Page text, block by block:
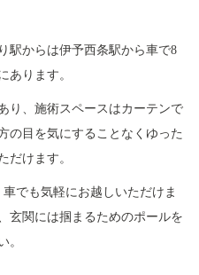
駅からは伊予西条駅から車で8
あります。
り、施術スペースはカーテンで
の目を気にすることなくゆった
だけます。
でも気軽にお越しいただけま
玄関には掴まるためのポールを
。